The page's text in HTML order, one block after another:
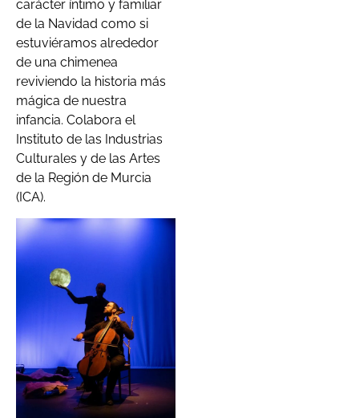
carácter íntimo y familiar
de la Navidad como si
estuviéramos alrededor
de una chimenea
reviviendo la historia más
mágica de nuestra
infancia. Colabora el
Instituto de las Industrias
Culturales y de las Artes
de la Región de Murcia
(ICA).